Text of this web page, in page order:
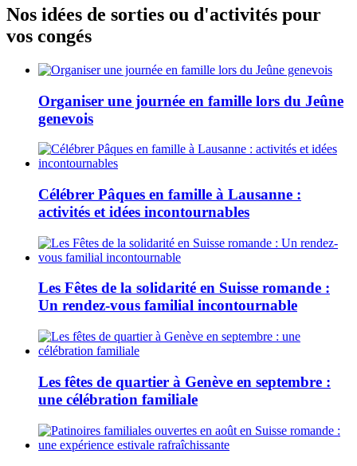
Nos idées de sorties ou d'activités pour
vos congés
Organiser une journée en famille lors du Jeûne
genevois
Célébrer Pâques en famille à Lausanne :
activités et idées incontournables
Les Fêtes de la solidarité en Suisse romande :
Un rendez-vous familial incontournable
Les fêtes de quartier à Genève en septembre :
une célébration familiale